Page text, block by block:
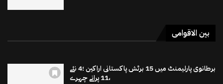
بین الاقوامی
برطانوی پارلیمنٹ میں 15 برٹش پاکستانی اراکین ؛4 نئے
،11 پرانے چہرے